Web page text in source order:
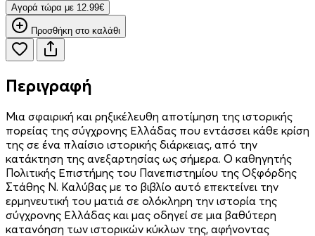
Aγορά τώρα με 12.99€
Προσθήκη στο καλάθι
Περιγραφή
Μια σφαιρική και ρηξικέλευθη αποτίµηση της ιστορικής
πορείας της σύγχρονης Ελλάδας που εντάσσει κάθε κρίση
της σε ένα πλαίσιο ιστορικής διάρκειας, από την
κατάκτηση της ανεξαρτησίας ως σήµερα. Ο καθηγητής
Πολιτικής Επιστήµης του Πανεπιστηµίου της Οξφόρδης
Στάθης Ν. Καλύβας µε το βιβλίο αυτό επεκτείνει την
ερµηνευτική του µατιά σε ολόκληρη την ιστορία της
σύγχρονης Ελλάδας και µας οδηγεί σε µια βαθύτερη
κατανόηση των ιστορικών κύκλων της, αφήνοντας